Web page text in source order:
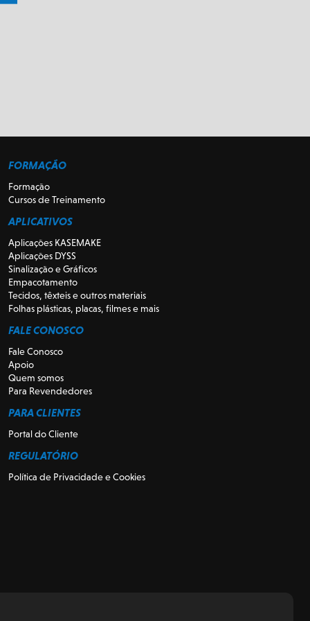
FORMAÇÃO
Formação
Cursos de Treinamento
APLICATIVOS
Aplicações KASEMAKE
Aplicações DYSS
Sinalização e Gráficos
Empacotamento
Tecidos, têxteis e outros materiais
Folhas plásticas, placas, filmes e mais
FALE CONOSCO
Fale Conosco
Apoio
Quem somos
Para Revendedores
PARA CLIENTES
Portal do Cliente
REGULATÓRIO
Política de Privacidade e Cookies